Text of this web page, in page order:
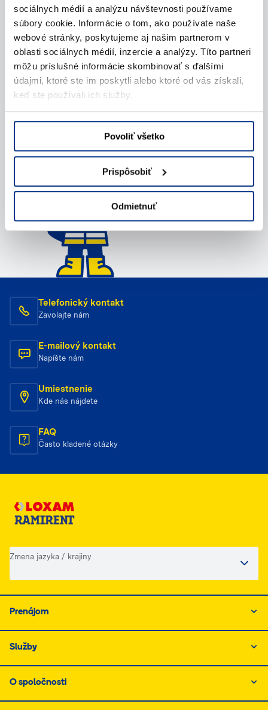
sociálnych médií a analýzu návštevnosti používame
súbory cookie. Informácie o tom, ako používate naše
webové stránky, poskytujeme aj našim partnerom v
oblasti sociálnych médií, inzercie a analýzy. Títo partneri
môžu príslušné informácie skombinovať s ďalšími
údajmi, ktoré ste im poskytli alebo ktoré od vás získali,
keď ste používali ich služby.
Povoliť všetko
Prispôsobiť
Odmietnuť
Kontaktujte nás
Zavolajte nám
Napíšte nám (e-mail)
Telefonický kontakt
Zavolajte nám
E-mailový kontakt
Napíšte nám
Umiestnenie
Kde nás nájdete
FAQ
Často kladené otázky
Zmena jazyka / krajiny
Prenájom
Služby
O spoločnosti